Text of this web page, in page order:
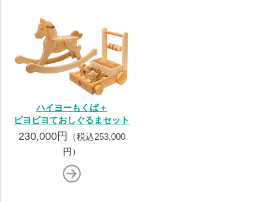
ハイヨーもくば＋
ピヨピヨておしぐるまセット
230,000円
（税込253,000
円）